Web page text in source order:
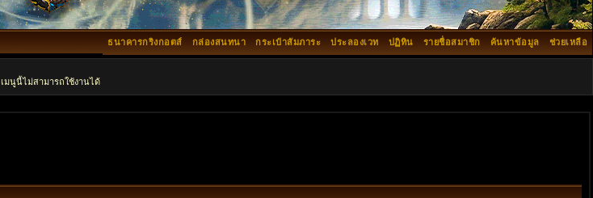
ช่วยเหลือ
ค้นหาข้อมูล
รายชื่อสมาชิก
ปฏิทิน
ประลองเวท
กระเป๋าสัมภาระ
กล่องสนทนา
ธนาคารกริงกอตส์
เมนูนี้ไม่สามารถใช้งานได้